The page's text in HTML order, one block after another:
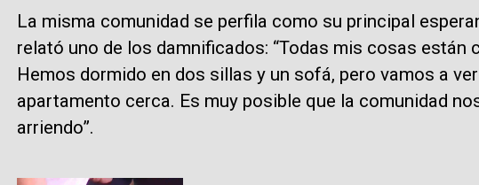
La misma comunidad se perfila como su principal
relató uno de los damnificados: “Todas mis cosas están
Hemos dormido en dos sillas y un sofá, pero vamos a
apartamento cerca. Es muy posible que la comunidad
arriendo”.